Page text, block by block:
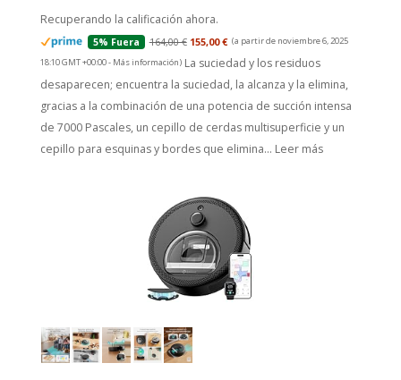
Recuperando la calificación ahora.
5% Fuera 164,00 € 155,00 € (a partir de noviembre 6, 2025
18:10 GMT +00:00 - Más información) La suciedad y los residuos
desaparecen; encuentra la suciedad, la alcanza y la elimina,
gracias a la combinación de una potencia de succión intensa
de 7000 Pascales, un cepillo de cerdas multisuperficie y un
cepillo para esquinas y bordes que elimina... Leer más